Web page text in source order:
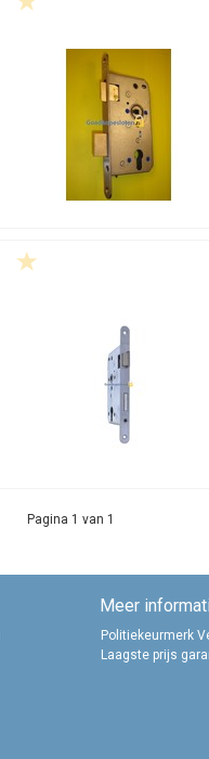
Pagina 1 van 1
Meer
Politiekeurmerk
Laagste prijs